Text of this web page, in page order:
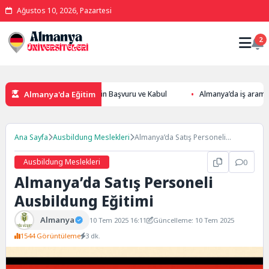
Ağustos 10, 2026, Pazartesi
2
Almanya'da Eğitim
Freie Universität Berlin Başvuru ve Kabul Almanya’da iş arama
Ana Sayfa Ausbildung Meslekleri Almanya’da Satış Personeli
Ausbildung Meslekleri
0
Almanya’da Satış Personeli
Ausbildung Eğitimi
Almanya 10 Tem 2025 16:11
Güncelleme: 10 Tem 2025
1544 Görüntüleme 3 dk.